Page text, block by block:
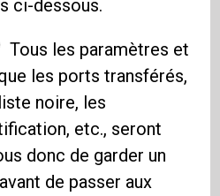
ci-dessous.
Tous les paramètres et
les ports transférés,
noire, les
etc., seront
donc de garder un
de passer aux